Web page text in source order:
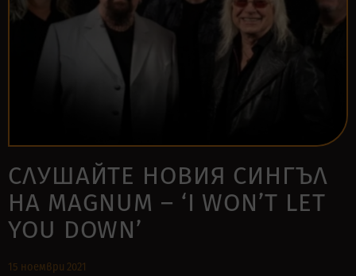
СЛУШАЙТЕ НОВИЯ СИНГЪЛ
НА MAGNUM – ‘I WON’T LET
YOU DOWN’
15 ноември 2021